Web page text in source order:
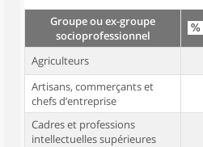
Groupe ou ex-groupe
socioprofessionnel
Agriculteurs
Artisans, commerçants et
chefs d’entreprise
Cadres et professions
intellectuelles supérieures